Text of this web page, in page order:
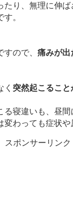
り、無理に伸ば
。
ので、 痛みが出
く 突然起こること
寝違いも、昼
わっても症状や
スポンサーリンク